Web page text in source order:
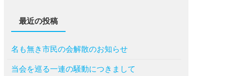
最近の投稿
名も無き市民の会解散のお知らせ
当会を巡る一連の騒動につきまして